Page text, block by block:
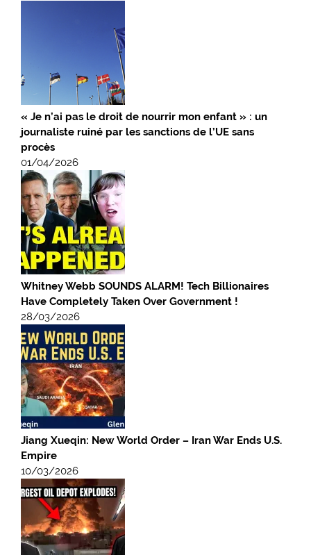
« Je n’ai pas le droit de nourrir mon enfant » : un
journaliste ruiné par les sanctions de l’UE sans
procès
01/04/2026
Whitney Webb SOUNDS ALARM! Tech Billionaires
Have Completely Taken Over Government !
28/03/2026
Jiang Xueqin: New World Order – Iran War Ends U.S.
Empire
10/03/2026